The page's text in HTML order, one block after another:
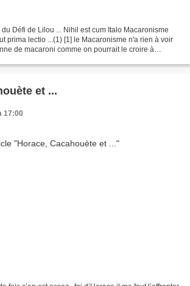
Défi de Lilou ... Nihil est cum Italo Macaronisme
prima lectio ...(1) [1] le Macaronisme n'a rien à voir
de macaroni comme on pourrait le croire à
et ...
17:00